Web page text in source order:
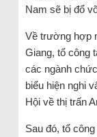
Nam sẽ bị đổ
Về trường hợp
Giang, tổ công
các ngành
biểu hiện nghi
Hội về thị trấn
Sau đó, tổ